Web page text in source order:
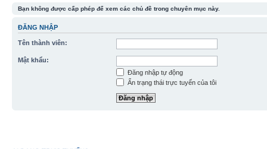
Bạn không được cấp phép để xem các chủ đề trong chuyên mục này.
ĐĂNG NHẬP
Tên thành viên:
Mật khẩu:
Đăng nhập tự động
Ẩn trạng thái trực tuyến của tôi